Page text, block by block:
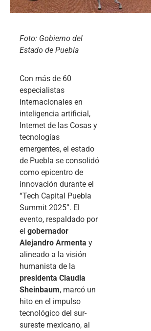
Foto: Gobierno del
Estado de Puebla
Con más de 60
especialistas
internacionales en
inteligencia artificial,
Internet de las Cosas y
tecnologías
emergentes, el estado
de Puebla se consolidó
como epicentro de
innovación durante el
“Tech Capital Puebla
Summit 2025”. El
evento, respaldado por
el gobernador
Alejandro Armenta y
alineado a la visión
humanista de la
presidenta Claudia
Sheinbaum, marcó un
hito en el impulso
tecnológico del sur-
sureste mexicano, al